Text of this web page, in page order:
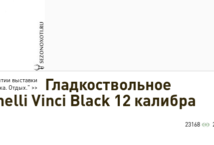
выставки
Отдых." >>
Гладкоствольное
Vinci Black 12 калибра
23168